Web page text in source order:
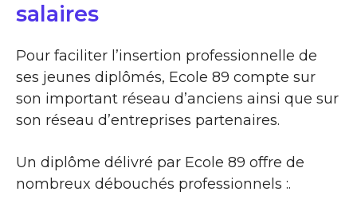
salaires
Pour faciliter l’insertion professionnelle de
ses jeunes diplômés, Ecole 89 compte sur
son important réseau d’anciens ainsi que sur
son réseau d’entreprises partenaires.
Un diplôme délivré par Ecole 89 offre de
nombreux débouchés professionnels :.